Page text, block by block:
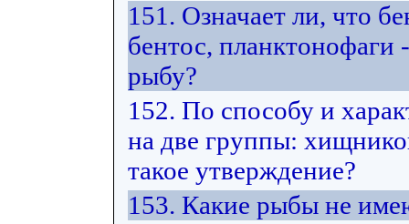
151. Означает ли, что
бентос,
рыбу?
152. По способу и
на две группы:
такое утверждение?
153. Какие рыбы не